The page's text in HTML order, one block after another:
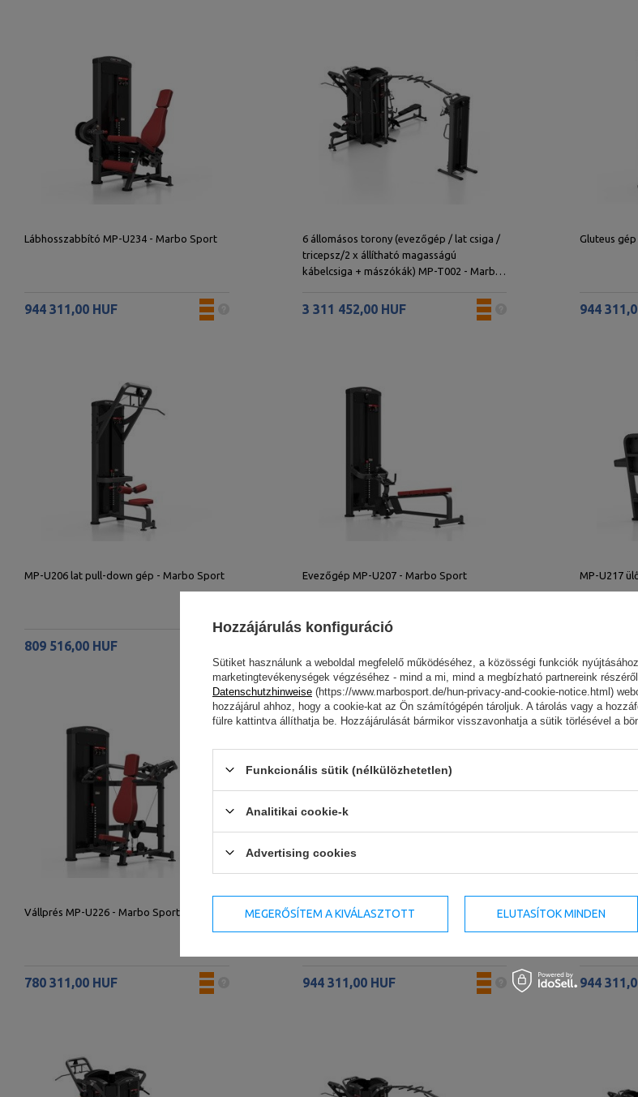
Lábhosszabbító MP-U234 - Marbo Sport
944 311,00 HUF
6 állomásos torony (evezőgép / lat csiga /
tricepsz/2 x állítható magasságú
kábelcsiga + mászókák) MP-T002 - Marbo
3 311 452,00 HUF
Gluteus
944
MP-U206 lat pull-down gép - Marbo Sport
809 516,00 HUF
Evezőgép MP-U207 - Marbo Sport MP-U217
Vállprés MP-U226 - Marbo Sport
780 311,00 HUF
Pillangógép mellizomra MP-U227 - Marbo
944 311,00 HUF
MP-U228
944
Hozzájárulás konfiguráció
Sütiket használunk a weboldal megfelelő működéséhez, a közösségi funkciók
marketingtevékenységek végzéséhez - mind a mi, mind a megbízható partnereink
Datenschutzhinweise (https://www.marbosport.de/hun-privacy-and-cookie-notice.html)
hozzájárul ahhoz, hogy a cookie-kat az Ön számítógépén tároljuk. A tárolás vagy a
fülre kattintva állíthatja be. Hozzájárulását bármikor visszavonhatja a sütik törlésével a
Funkcionális sütik (nélkülözhetetlen)
Analitikai cookie-k
Advertising cookies
MEGERŐSÍTEM A KIVÁLASZTOTT ELUTASÍTOK MINDEN